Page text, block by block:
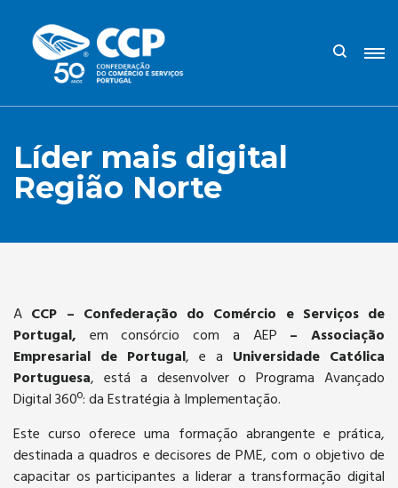
Líder mais digital
Região Norte
A CCP – Confederação do Comércio e Serviços de
Portugal, em consórcio com a AEP – Associação
Empresarial de Portugal, e a Universidade Católica
Portuguesa, está a desenvolver o Programa Avançado
Digital 360º: da Estratégia à Implementação.
Este curso oferece uma formação abrangente e prática,
destinada a quadros e decisores de PME, com o objetivo de
capacitar os participantes a liderar a transformação digital